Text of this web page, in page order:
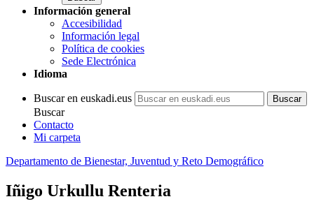
Información general
Accesibilidad
Información legal
Política de cookies
Sede Electrónica
Idioma
Buscar en euskadi.eus
Buscar
Contacto
Mi carpeta
Departamento de Bienestar, Juventud y Reto Demográfico
Iñigo Urkullu Renteria